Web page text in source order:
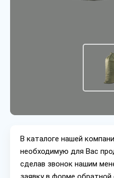
В каталоге нашей
необходимую для Вас
сделав звонок нашим